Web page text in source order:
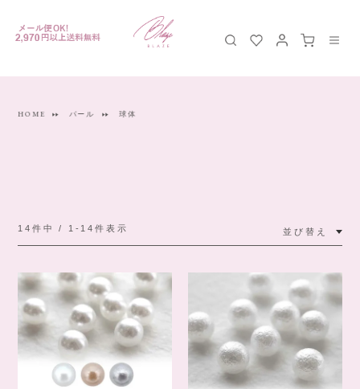
HOME パール 球体
並び替え
14 件中 1 - 14 件表示